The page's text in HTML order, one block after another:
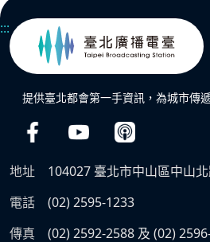
:::
提供臺北都會第一手資訊，為城市傳
地址
104027 臺北市中山區中山
電話
(02) 2595-1233
傳真
(02) 2592-2588 及 (02)